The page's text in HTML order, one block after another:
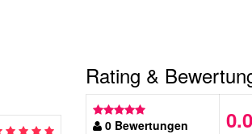
Rating &
0 Bewertungen